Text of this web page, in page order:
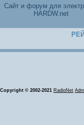
Cайт и форум для
HARDW.net
Copyright © 2002-2021 RadioNet